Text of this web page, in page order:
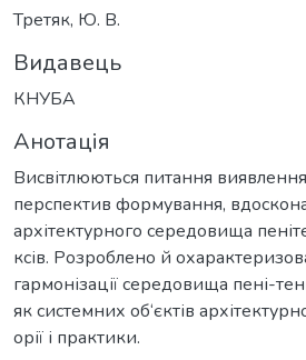
Третяк, Ю. В.
Видавець
КНУБА
Анотація
Висвітлюються питання
перспектив формування,
архітектурного середовища
ксів. Розроблено й
гармонізації середовища пені-
як системних об‘єктів
орії і практики.